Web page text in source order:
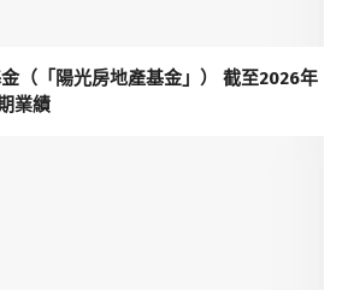
（「陽光房地產基金」） 截至2026年
業績